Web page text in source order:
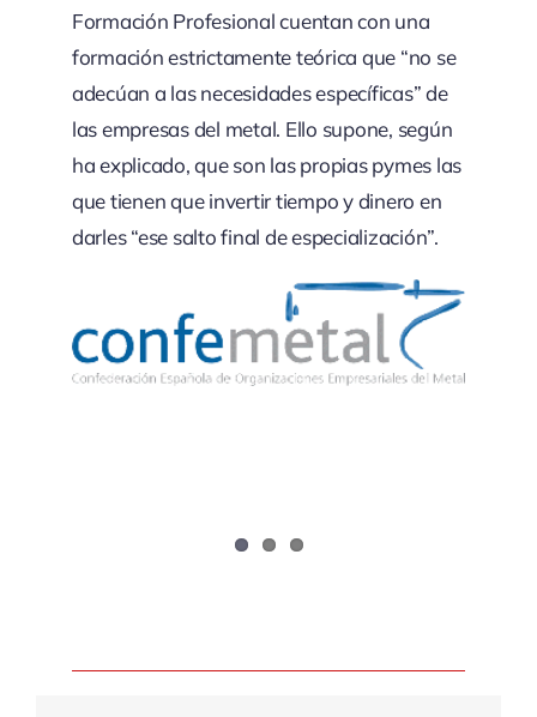
Formación Profesional cuentan con una
formación estrictamente teórica que “no se
adecúan a las necesidades específicas” de
las empresas del metal. Ello supone, según
ha explicado, que son las propias pymes las
que tienen que invertir tiempo y dinero en
darles “ese salto final de especialización”.